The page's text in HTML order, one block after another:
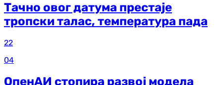
Тачно овог датума престаје
тропски талас, температура пада
22
04
ОпенАИ стопира развој модела